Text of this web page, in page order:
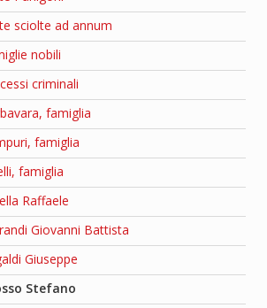
sciolte ad annum
nobili
criminali
famiglia
famiglia
famiglia
Raffaele
Giovanni Battista
Giuseppe
Stefano